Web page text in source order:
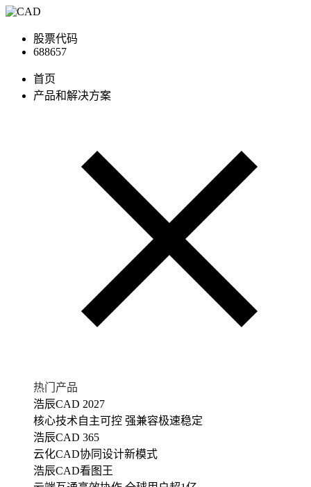
股票代码
688657
首页
产品和解决方案
热门产品
浩辰CAD 2027
核心技术自主可控 强兼容极速稳定
浩辰CAD 365
云化CAD协同设计新模式
浩辰CAD看图王